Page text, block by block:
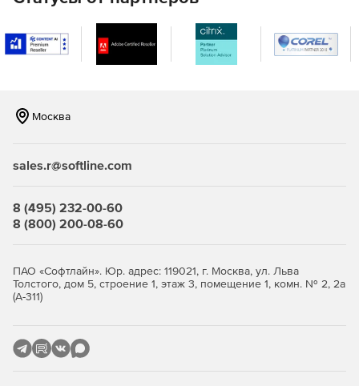
серверам, чтобы максимизировать доступность передачи
Дополнительные возможности:
Электронная почта и веб-перевод. MOVEit Ad-Hoc
обеспечения передач конфиденциальных данных.
одновременно обслуживать несколько клиентских
Высокая доступность. MOVEit Transfer имеет гибкую
требований доступности, производительности или
масштабируемости.
к широкому спектру сервисов MOVEit Transfer и
MOVEit Cloud и административным возможностям.
Москва
sales.r@softline.com
8 (495) 232-00-60
8 (800) 200-08-60
ПАО «Софтлайн». Юр. адрес: 119021, г. Москва, ул. Льва
Толстого, дом 5, строение 1, этаж 3, помещение 1, комн. № 2, 2а
(А-311)